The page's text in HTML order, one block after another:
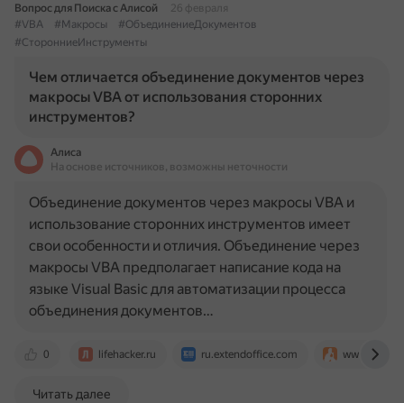
Вопрос для Поиска с Алисой
26 февраля
#VBA
#Макросы
#ОбъединениеДокументов
#СторонниеИнструменты
Чем отличается объединение документов через
макросы VBA от использования сторонних
инструментов?
Алиса
На основе источников, возможны неточности
0 lifehacker.ru ru.extendoffice.com
Объединение документов через макросы VBA и
использование сторонних инструментов имеет
свои особенности и отличия. Объединение через
макросы VBA предполагает написание кода на
языке Visual Basic для автоматизации процесса
объединения документов…
Читать далее